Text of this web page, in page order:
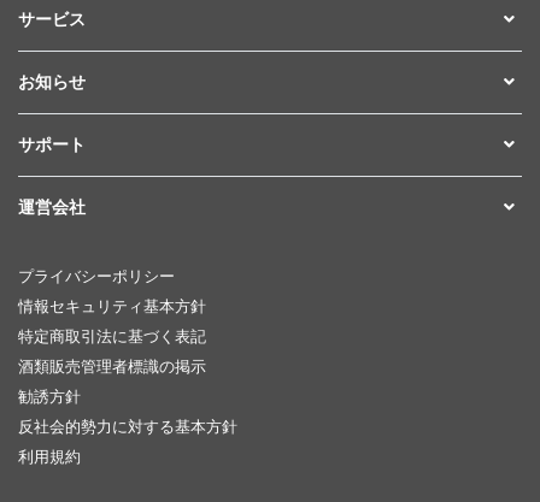
サービス
お知らせ
サポート
運営会社
プライバシーポリシー
情報セキュリティ基本方針
特定商取引法に基づく表記
酒類販売管理者標識の掲示
勧誘方針
反社会的勢力に対する基本方針
利用規約